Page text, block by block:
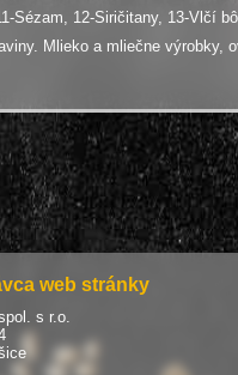
Sézam, 12-Siričitany, 13-Vlčí
Mlieko a mliečne výrobky,
web stránky
s r.o.